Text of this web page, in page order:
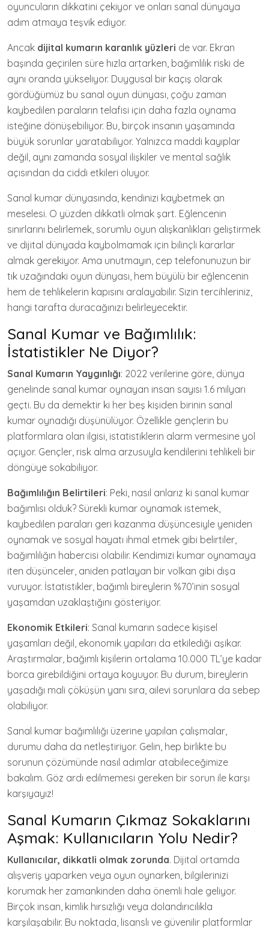
oyuncuların dikkatini çekiyor ve onları sanal dünyaya
adım atmaya teşvik ediyor.
Ancak dijital kumarın karanlık yüzleri de var. Ekran
başında geçirilen süre hızla artarken, bağımlılık riski de
aynı oranda yükseliyor. Duygusal bir kaçış olarak
gördüğümüz bu sanal oyun dünyası, çoğu zaman
kaybedilen paraların telafisi için daha fazla oynama
isteğine dönüşebiliyor. Bu, birçok insanın yaşamında
büyük sorunlar yaratabiliyor. Yalnızca maddi kayıplar
değil, aynı zamanda sosyal ilişkiler ve mental sağlık
açısından da ciddi etkileri oluyor.
Sanal kumar dünyasında, kendinizi kaybetmek an
meselesi. O yüzden dikkatli olmak şart. Eğlencenin
sınırlarını belirlemek, sorumlu oyun alışkanlıkları geliştirmek
ve dijital dünyada kaybolmamak için bilinçli kararlar
almak gerekiyor. Ama unutmayın, cep telefonunuzun bir
tık uzağındaki oyun dünyası, hem büyülü bir eğlencenin
hem de tehlikelerin kapısını aralayabilir. Sizin tercihleriniz,
hangi tarafta duracağınızı belirleyecektir.
Sanal Kumar ve Bağımlılık:
İstatistikler Ne Diyor?
Sanal Kumarın Yaygınlığı: 2022 verilerine göre, dünya
genelinde sanal kumar oynayan insan sayısı 1.6 milyarı
geçti. Bu da demektir ki her beş kişiden birinin sanal
kumar oynadığı düşünülüyor. Özellikle gençlerin bu
platformlara olan ilgisi, istatistiklerin alarm vermesine yol
açıyor. Gençler, risk alma arzusuyla kendilerini tehlikeli bir
döngüye sokabiliyor.
Bağımlılığın Belirtileri: Peki, nasıl anlarız ki sanal kumar
bağımlısı olduk? Sürekli kumar oynamak istemek,
kaybedilen paraları geri kazanma düşüncesiyle yeniden
oynamak ve sosyal hayatı ihmal etmek gibi belirtiler,
bağımlılığın habercisi olabilir. Kendimizi kumar oynamaya
iten düşünceler, aniden patlayan bir volkan gibi dışa
vuruyor. İstatistikler, bağımlı bireylerin %70’inin sosyal
yaşamdan uzaklaştığını gösteriyor.
Ekonomik Etkileri: Sanal kumarın sadece kişisel
yaşamları değil, ekonomik yapıları da etkilediği aşikar.
Araştırmalar, bağımlı kişilerin ortalama 10.000 TL’ye kadar
borca girebildiğini ortaya koyuyor. Bu durum, bireylerin
yaşadığı mali çöküşün yanı sıra, ailevi sorunlara da sebep
olabiliyor.
Sanal kumar bağımlılığı üzerine yapılan çalışmalar,
durumu daha da netleştiriyor. Gelin, hep birlikte bu
sorunun çözümünde nasıl adımlar atabileceğimize
bakalım. Göz ardı edilmemesi gereken bir sorun ile karşı
karşıyayız!
Sanal Kumarın Çıkmaz Sokaklarını
Aşmak: Kullanıcıların Yolu Nedir?
Kullanıcılar, dikkatli olmak zorunda. Dijital ortamda
alışveriş yaparken veya oyun oynarken, bilgilerinizi
korumak her zamankinden daha önemli hale geliyor.
Birçok insan, kimlik hırsızlığı veya dolandırıcılıkla
karşılaşabilir. Bu noktada, lisanslı ve güvenilir platformlar